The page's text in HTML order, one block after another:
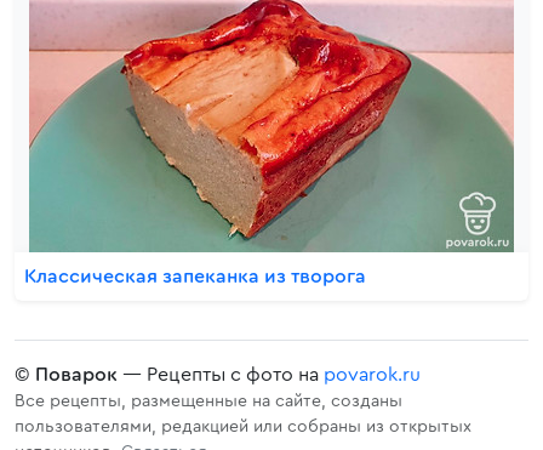
Классическая запеканка из творога
© Поварок — Рецепты с фото на povarok.ru
Все рецепты, размещенные на сайте, созданы
пользователями, редакцией или собраны из открытых